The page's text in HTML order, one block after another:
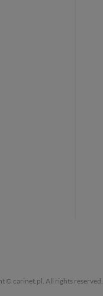
© carinet.pl. All rights reserved.